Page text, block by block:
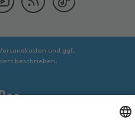
und ggf.
beschrieben.
dass Sie ggf. ergänzende